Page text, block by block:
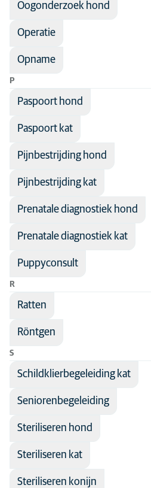
Oogonderzoek hond
Operatie
Opname
P
Paspoort hond
Paspoort kat
Pijnbestrijding hond
Pijnbestrijding kat
Prenatale diagnostiek hond
Prenatale diagnostiek kat
Puppyconsult
R
Ratten
Röntgen
S
Schildklierbegeleiding kat
Seniorenbegeleiding
Steriliseren hond
Steriliseren kat
Steriliseren konijn